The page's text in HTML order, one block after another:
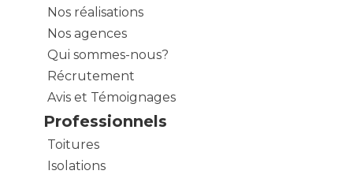
Nos réalisations
Nos agences
Qui sommes-nous?
Récrutement
Avis et Témoignages
Professionnels
Toitures
Isolations